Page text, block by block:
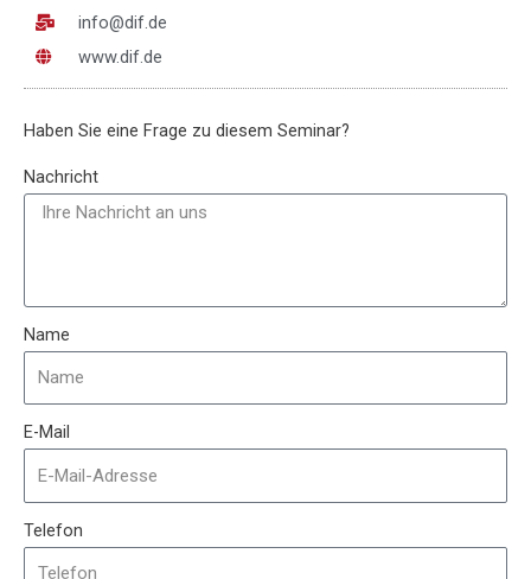
info@dif.de
www.dif.de
Haben Sie eine Frage zu diesem Seminar?
Nachricht
Name
E-Mail
Telefon